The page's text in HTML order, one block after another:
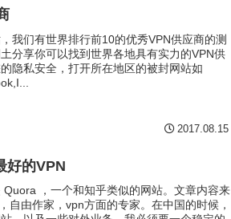
我们有世界排行前10的优秀VPN供应商的测
分享你可以找到世界各地具有实力的VPN供
隐私安全，打开所在地区的被封网站如
2017.08.15
好的VPN
Quora ，一个和知乎类似的网站。文章内容来
自由作家，vpn方面的专家。在中国的时候，